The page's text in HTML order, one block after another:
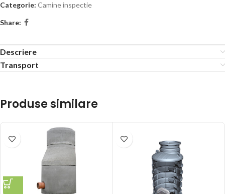
Categorie: Camine inspectie
Share:
Descriere
Transport
Produse similare